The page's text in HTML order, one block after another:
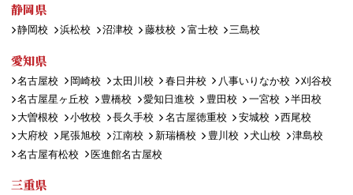
静岡県
静岡校 浜松校 沼津校 藤枝校 富士校 三島校
愛知県
名古屋校 岡崎校 太田川校 春日井校 八事いりなか校
刈谷校
名古屋星ヶ丘校
豊橋校 愛知日進校 豊田校 一宮校
半田校
大曽根校
小牧校 長久手校 名古屋徳重校 安城校
西尾校
大府校
尾張旭校 江南校 新瑞橋校 豊川校 犬山校
津島校
名古屋有松校
医進館名古屋校
三重県